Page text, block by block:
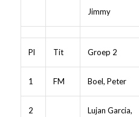
Jimmy
Pl Tit Groep 2
1 FM Boel, Peter
2
Lujan Garcia,